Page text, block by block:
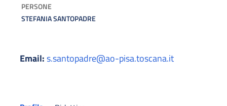
PERSONE
STEFANIA SANTOPADRE
Email:s.santopadre@ao-pisa.toscana.it